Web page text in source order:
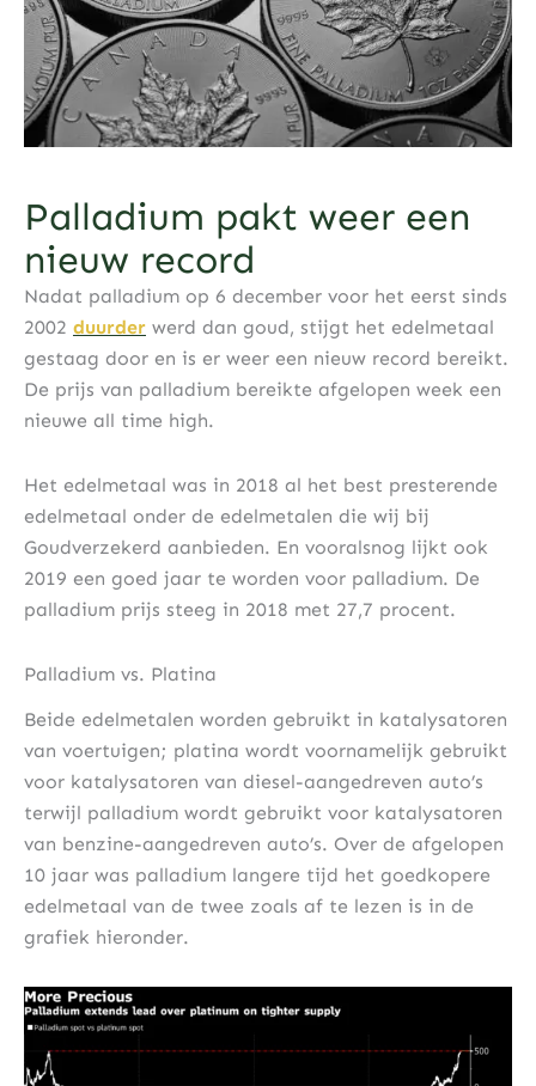
Palladium pakt weer een
nieuw record
Nadat palladium op 6 december voor het eerst sinds
2002 duurder werd dan goud, stijgt het edelmetaal
gestaag door en is er weer een nieuw record bereikt.
De prijs van palladium bereikte afgelopen week een
nieuwe all time high.
Het edelmetaal was in 2018 al het best presterende
edelmetaal onder de edelmetalen die wij bij
Goudverzekerd aanbieden. En vooralsnog lijkt ook
2019 een goed jaar te worden voor palladium. De
palladium prijs steeg in 2018 met 27,7 procent.
Palladium vs. Platina
Beide edelmetalen worden gebruikt in katalysatoren
van voertuigen; platina wordt voornamelijk gebruikt
voor katalysatoren van diesel-aangedreven auto’s
terwijl palladium wordt gebruikt voor katalysatoren
van benzine-aangedreven auto’s. Over de afgelopen
10 jaar was palladium langere tijd het goedkopere
edelmetaal van de twee zoals af te lezen is in de
grafiek hieronder.